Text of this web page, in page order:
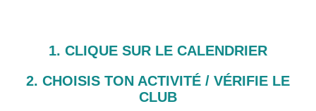
1. CLIQUE SUR LE CALENDRIER
2. CHOISIS TON ACTIVITÉ / VÉRIFIE LE
CLUB